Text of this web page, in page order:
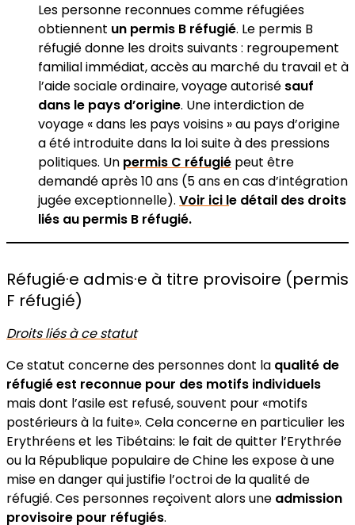
Les personne reconnues comme réfugiées
obtiennent un permis B réfugié. Le permis B
réfugié donne les droits suivants : regroupement
familial immédiat, accès au marché du travail et à
l’aide sociale ordinaire, voyage autorisé sauf
dans le pays d’origine. Une interdiction de
voyage « dans les pays voisins » au pays d’origine
a été introduite dans la loi suite à des pressions
politiques. Un permis C réfugié peut être
demandé après 10 ans (5 ans en cas d’intégration
jugée exceptionnelle). Voir ici le détail des droits
liés au permis B réfugié.
Réfugié·e admis·e à titre provisoire (permis
F réfugié)
Droits liés à ce statut
Ce statut concerne des personnes dont la qualité de
réfugié est reconnue pour des motifs individuels
mais dont l’asile est refusé, souvent pour «motifs
postérieurs à la fuite». Cela concerne en particulier les
Erythréens et les Tibétains: le fait de quitter l’Erythrée
ou la République populaire de Chine les expose à une
mise en danger qui justifie l’octroi de la qualité de
réfugié. Ces personnes reçoivent alors une admission
provisoire pour réfugiés.